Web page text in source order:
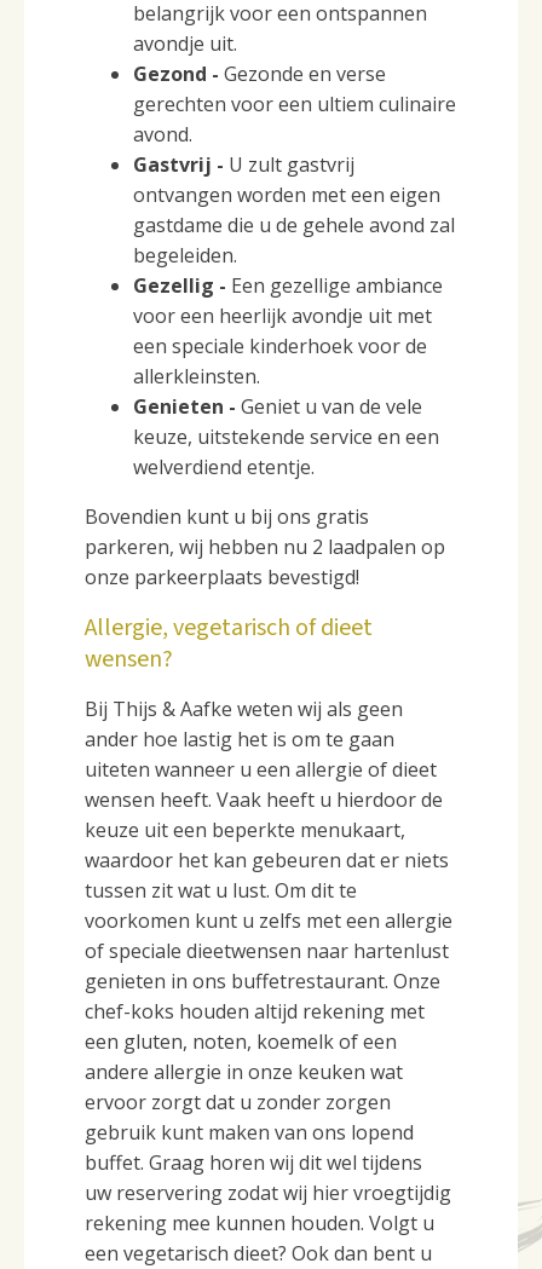
belangrijk voor een ontspannen
avondje uit.
Gezond - Gezonde en verse
gerechten voor een ultiem culinaire
avond.
Gastvrij - U zult gastvrij
ontvangen worden met een eigen
gastdame die u de gehele avond zal
begeleiden.
Gezellig - Een gezellige ambiance
voor een heerlijk avondje uit met
een speciale kinderhoek voor de
allerkleinsten.
Genieten - Geniet u van de vele
keuze, uitstekende service en een
welverdiend etentje.
Bovendien kunt u bij ons gratis
parkeren, wij hebben nu 2 laadpalen op
onze parkeerplaats bevestigd!
Allergie, vegetarisch of dieet
wensen?
Bij Thijs & Aafke weten wij als geen
ander hoe lastig het is om te gaan
uiteten wanneer u een allergie of dieet
wensen heeft. Vaak heeft u hierdoor de
keuze uit een beperkte menukaart,
waardoor het kan gebeuren dat er niets
tussen zit wat u lust. Om dit te
voorkomen kunt u zelfs met een allergie
of speciale dieetwensen naar hartenlust
genieten in ons buffetrestaurant. Onze
chef-koks houden altijd rekening met
een gluten, noten, koemelk of een
andere allergie in onze keuken wat
ervoor zorgt dat u zonder zorgen
gebruik kunt maken van ons lopend
buffet. Graag horen wij dit wel tijdens
uw reservering zodat wij hier vroegtijdig
rekening mee kunnen houden. Volgt u
een vegetarisch dieet? Ook dan bent u